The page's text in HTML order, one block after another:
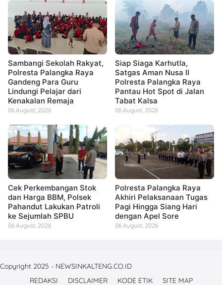
Sambangi Sekolah Rakyat,
Polresta Palangka Raya
Gandeng Para Guru
Lindungi Pelajar dari
Kenakalan Remaja
06 August, 2026
Siap Siaga Karhutla,
Satgas Aman Nusa II
Polresta Palangka Raya
Pantau Hot Spot di Jalan
Tabat Kalsa
06 August, 2026
Cek Perkembangan Stok
dan Harga BBM, Polsek
Pahandut Lakukan Patroli
ke Sejumlah SPBU
06 August, 2026
Polresta Palangka Raya
Akhiri Pelaksanaan Tugas
Pagi Hingga Siang Hari
dengan Apel Sore
06 August, 2026
Copyright 2025 - NEWSINKALTENG.CO.ID
REDAKSI
DISCLAIMER KODE ETIK SITE MAP